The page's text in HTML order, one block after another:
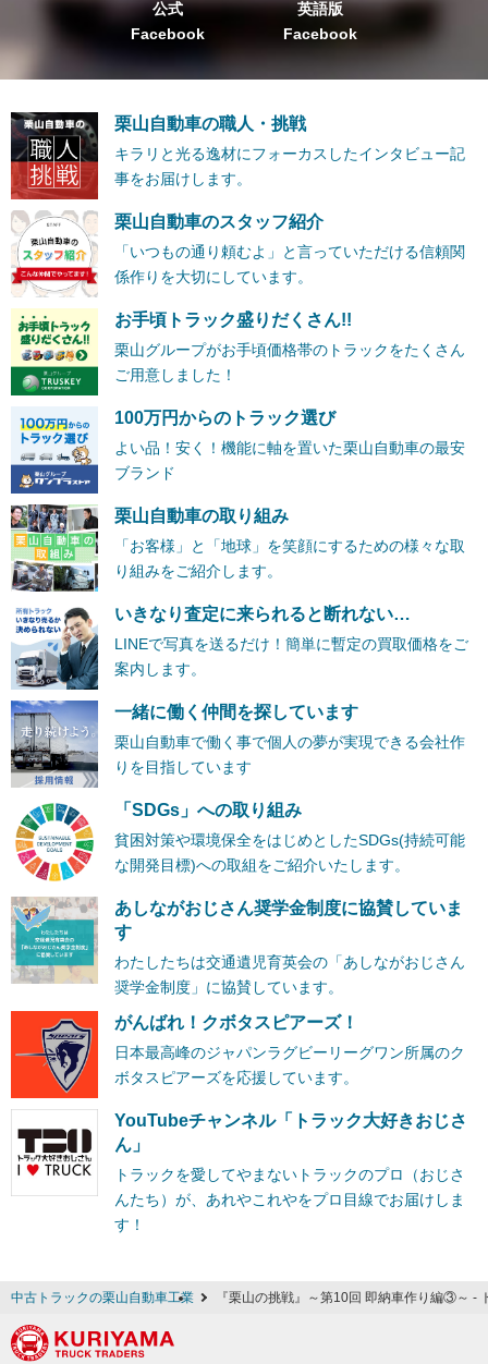
公式
Facebook
英語版
Facebook
栗山自動車の職人・挑戦
キラリと光る逸材にフォーカスしたインタビュー記
事をお届けします。
栗山自動車のスタッフ紹介
「いつもの通り頼むよ」と言っていただける信頼関
係作りを大切にしています。
お手頃トラック盛りだくさん!!
栗山グループがお手頃価格帯のトラックをたくさん
ご用意しました！
100万円からのトラック選び
よい品！安く！機能に軸を置いた栗山自動車の最安
ブランド
栗山自動車の取り組み
「お客様」と「地球」を笑顔にするための様々な取
り組みをご紹介します。
いきなり査定に来られると断れない…
LINEで写真を送るだけ！簡単に暫定の買取価格をご
案内します。
一緒に働く仲間を探しています
栗山自動車で働く事で個人の夢が実現できる会社作
りを目指しています
「SDGs」への取り組み
貧困対策や環境保全をはじめとしたSDGs(持続可能
な開発目標)への取組をご紹介いたします。
あしながおじさん奨学金制度に協賛していま
す
わたしたちは交通遺児育英会の「あしながおじさん
奨学金制度」に協賛しています。
がんばれ！クボタスピアーズ！
日本最高峰のジャパンラグビーリーグワン所属のク
ボタスピアーズを応援しています。
YouTubeチャンネル「トラック大好きおじさ
ん」
トラックを愛してやまないトラックのプロ（おじさ
んたち）が、あれやこれやをプロ目線でお届けしま
す！
中古トラックの栗山自動車工業 『栗山の挑戦』～第10回 即納車作り編③～ -